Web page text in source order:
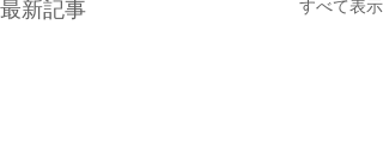
最新記事 すべて表示